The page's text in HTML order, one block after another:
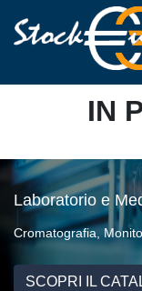
IN
Laboratorio e
Cromatografia,
SCOPRI IL